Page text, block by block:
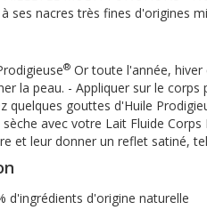
ses nacres très fines d'origines
® Or toute l'année, hiver
la peau. - Appliquer sur le
quelques gouttes d'Huile
avec votre Lait Fluide
et leur donner un reflet satiné,
d'ingrédients d'origine naturelle